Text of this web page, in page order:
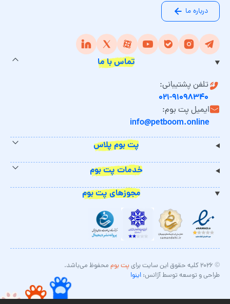
درباره ما
تماس با ما
تلفن پشتیبانی:
۰۲۱-۹۱۰۹۸۳۴۰
ایمیل پت بوم:
info@petboom.online
پت بوم پلاس
خدمات پت بوم
مجوزهای پت بوم
© ۲۰۲۶ کلیه حقوق این سایت برای پت بوم محفوظ می‌باشد.
طراحی و توسعه توسط آژانس: اینوا